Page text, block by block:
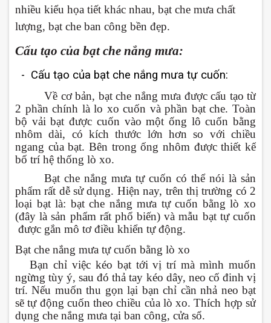
nhiều kiểu họa tiết khác nhau, bạt che mưa chất
lượng, bạt che ban công bền đẹp.
Cấu tạo của bạt che nắng mưa:
- Cấu tạo của bạt che nắng mưa tự cuốn:
Về cơ bản, bạt che nắng mưa được cấu tạo từ
2 phần chính là lo xo cuốn và phần bạt che. Toàn
bộ vải bạt được cuốn vào một ống lô cuốn bằng
nhôm dài, có kích thước lớn hơn so với chiều
ngang của bạt. Bên trong ống nhôm được thiết kế
bố trí hệ thống lò xo.
Bạt che nắng mưa tự cuốn có thể nói là sản
phẩm rất dễ sử dụng. Hiện nay, trên thị trường có 2
loại bạt là: bạt che nắng mưa tự cuốn bằng lò xo
(đây là sản phẩm rất phổ biến) và mẫu bạt tự cuốn
được gắn mô tơ điều khiển tự động.
Bạt che nắng mưa tự cuốn bằng lò xo
Bạn chỉ việc kéo bạt tới vị trí mà mình muốn
ngừng tùy ý, sau đó thả tay kéo dây, neo cố đinh vị
trí. Nếu muốn thu gọn lại bạn chỉ cần nhả neo bạt
sẽ tự động cuốn theo chiều của lò xo. Thích hợp sử
dụng che nắng mưa tại ban công, cửa sổ.